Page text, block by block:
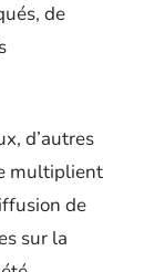
de
d’autres
multiplient
de
sur la